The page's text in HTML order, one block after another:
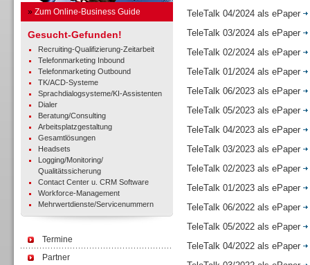
» Zum Online-Business Guide
Gesucht-Gefunden!
Recruiting-Qualifizierung-Zeitarbeit
Telefonmarketing Inbound
Telefonmarketing Outbound
TK/ACD-Systeme
Sprachdialogsysteme/KI-Assistenten
Dialer
Beratung/Consulting
Arbeitsplatzgestaltung
Gesamtlösungen
Headsets
Logging/Monitoring/
Qualitätssicherung
Contact Center u. CRM Software
Workforce-Management
Mehrwertdienste/Servicenummern
Termine
Partner
TeleTalk 04/2024 als ePaper
TeleTalk 03/2024 als ePaper
TeleTalk 02/2024 als ePaper
TeleTalk 01/2024 als ePaper
TeleTalk 06/2023 als ePaper
TeleTalk 05/2023 als ePaper
TeleTalk 04/2023 als ePaper
TeleTalk 03/2023 als ePaper
TeleTalk 02/2023 als ePaper
TeleTalk 01/2023 als ePaper
TeleTalk 06/2022 als ePaper
TeleTalk 05/2022 als ePaper
TeleTalk 04/2022 als ePaper